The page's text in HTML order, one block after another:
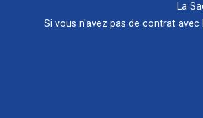
La
Si vous n'avez pas de contrat